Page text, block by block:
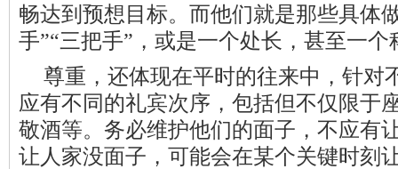
畅达到预想目标。而他们就是那些具体
手”“三把手”，或是一个处长，甚至一个
尊重，还体现在平时的往来中，针对
应有不同的礼宾次序，包括但不仅限于
敬酒等。务必维护他们的面子，不应有
让人家没面子，可能会在某个关键时刻